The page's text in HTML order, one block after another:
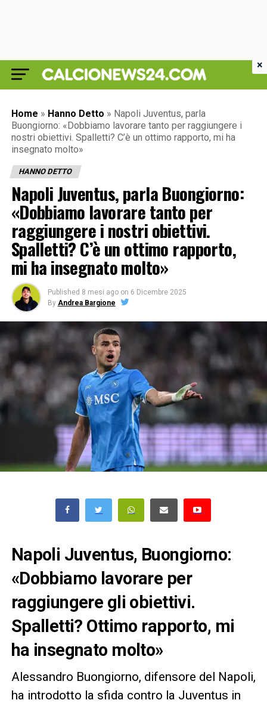
Home » Hanno Detto » Napoli Juventus, parla
Buongiorno: «Dobbiamo lavorare tanto per raggiungere i
nostri obiettivi. Spalletti? C’è un ottimo rapporto, mi ha
insegnato molto»
HANNO DETTO
Napoli Juventus, parla Buongiorno:
«Dobbiamo lavorare tanto per
raggiungere i nostri obiettivi.
Spalletti? C’è un ottimo rapporto,
mi ha insegnato molto»
Published 8 mesi ago on 6 Dicembre 2025
By Andrea Bargione
Napoli Juventus, Buongiorno:
«Dobbiamo lavorare per
raggiungere gli obiettivi.
Spalletti? Ottimo rapporto, mi
ha insegnato molto»
Alessandro Buongiorno, difensore del Napoli,
ha introdotto la sfida contro la Juventus in
×